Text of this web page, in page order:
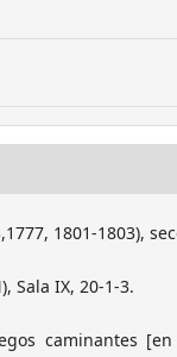
1801-1803),
Sala IX, 20-1-3.
caminantes